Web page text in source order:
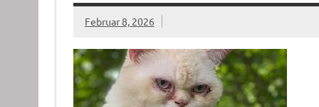
Februar 8, 2026